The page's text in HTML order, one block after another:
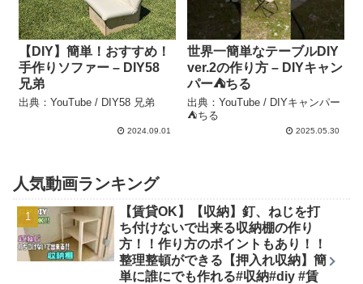
【DIY】簡単！おすすめ！
手作りソファー – DIY58
兄弟
出典：YouTube / DIY58 兄弟
2024.09.01
世界一簡単なテーブルDIY
ver.2の作り方 – DIYキャン
パー⛺️ちる
出典：YouTube / DIYキャンパー
⛺️ちる
2025.05.30
人気動画ランキング
【賃貸OK】【収納】釘、ねじを打
ち付けないで出来る収納棚の作り
方！！作り方のポイントもあり！！
整理整頓ができる【押入れ収納】簡
単に誰にでも作れる#収納#diy #賃